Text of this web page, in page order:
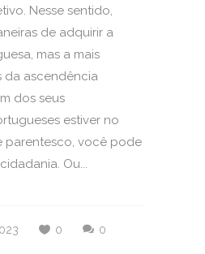
Nesse sentido,
de adquirir a
mas a mais
da ascendência
dos seus
estiver no
parentesco, você pode
Ou...
0
0